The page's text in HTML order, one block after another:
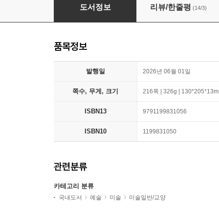
화가들의 미술관
도서정보 리뷰/한줄평 (14/3)
품목정보
발행일 2026년 06월 01일
쪽수, 무게, 크기 216쪽 | 326g |
ISBN13 9791199831056
ISBN10 1199831050
관련분류
카테고리 분류
국내도서 예술 미술 미술일반/교양